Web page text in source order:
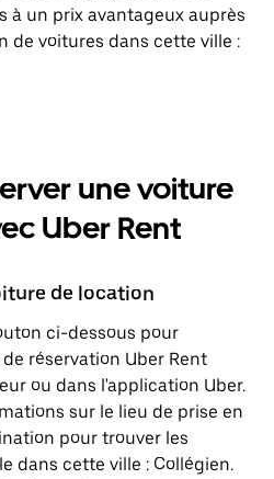
à un prix avantageux auprès
de voitures dans cette ville :
une voiture
Uber Rent
de location
ci-dessous pour
réservation Uber Rent
ou dans l'application Uber.
sur le lieu de prise en
pour trouver les
dans cette ville : Collégien.